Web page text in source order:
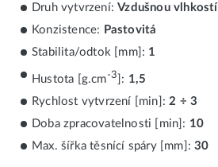
Druh vytvrzení:Vzdušnou vlhkostí
Konzistence: Pastovitá
Stabilita/odtok [mm]: 1
Hustota [g.cm-3 ]: 1,5
Rychlost vytvrzení [min]: 2 ÷ 3
Doba zpracovatelnosti [min]: 10
Max. šířka těsnící spáry [mm]:30